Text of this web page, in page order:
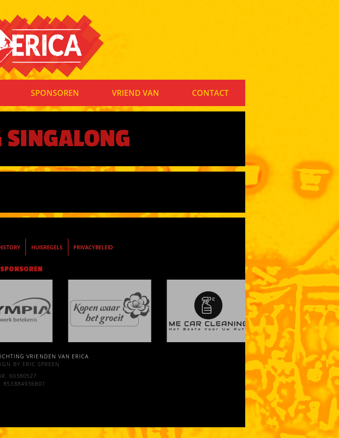
SPONSOREN VRIEND VAN CONTACT
SINGALONG
HUISREGELS PRIVACYBELEID
VRIENDEN VAN ERICA
BY ERIC SPREEN
60380527
853884936B01